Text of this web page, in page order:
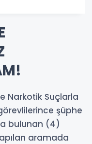
Narkotik Suçlarla
şüphe
bulunan (4)
aramada